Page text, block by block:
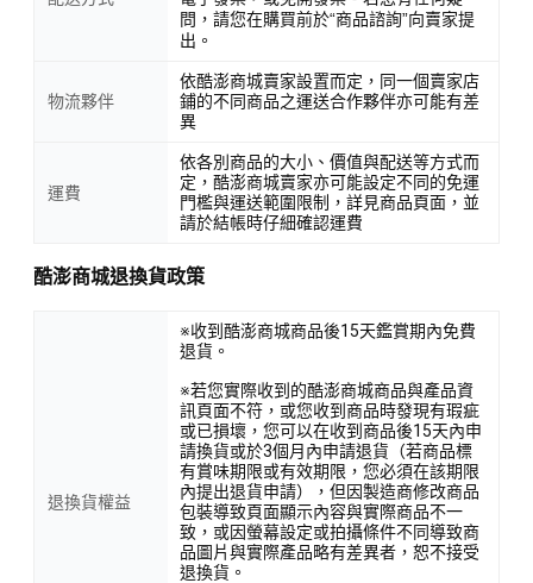
問，請您在購買前於“商品諮詢”向賣家提
出。
物流夥伴
依酷澎商城賣家設置而定，同一個賣家店
鋪的不同商品之運送合作夥伴亦可能有差
異
運費
依各別商品的大小、價值與配送等方式而
定，酷澎商城賣家亦可能設定不同的免運
門檻與運送範圍限制，詳見商品頁面，並
請於結帳時仔細確認運費
酷澎商城退換貨政策
退換貨權益
※收到酷澎商城商品後15天鑑賞期內免費
退貨。
※若您實際收到的酷澎商城商品與產品資
訊頁面不符，或您收到商品時發現有瑕疵
或已損壞，您可以在收到商品後15天內申
請換貨或於3個月內申請退貨（若商品標
有賞味期限或有效期限，您必須在該期限
內提出退貨申請），但因製造商修改商品
包裝導致頁面顯示內容與實際商品不一
致，或因螢幕設定或拍攝條件不同導致商
品圖片與實際產品略有差異者，恕不接受
退換貨。